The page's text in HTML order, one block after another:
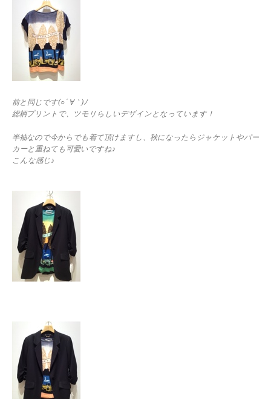
前と同じです(○´∀｀)ﾉ
総柄プリントで、ツモリらしいデザインとなっています！
半袖なので今からでも着て頂けますし、秋になったらジャケットやパー
カーと重ねても可愛いですね♪
こんな感じ♪